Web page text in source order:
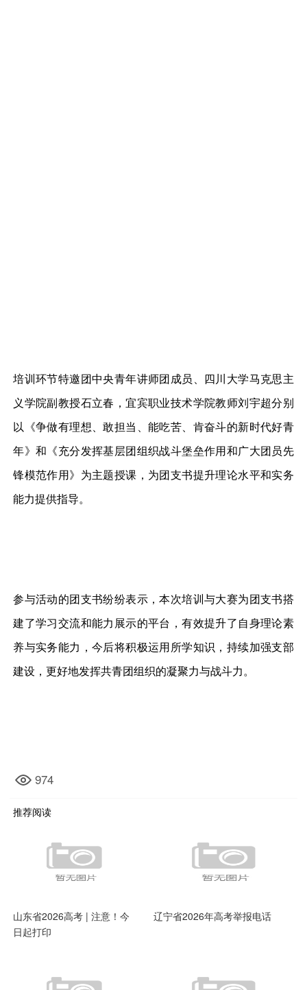
培训环节特邀团中央青年讲师团成员、四川大学马克思主
义学院副教授石立春，宜宾职业技术学院教师刘宇超分别
以《争做有理想、敢担当、能吃苦、肯奋斗的新时代好青
年》和《充分发挥基层团组织战斗堡垒作用和广大团员先
锋模范作用》为主题授课，为团支书提升理论水平和实务
能力提供指导。
参与活动的团支书纷纷表示，本次培训与大赛为团支书搭
建了学习交流和能力展示的平台，有效提升了自身理论素
养与实务能力，今后将积极运用所学知识，持续加强支部
建设，更好地发挥共青团组织的凝聚力与战斗力。
974
推荐阅读
山东省2026高考 | 注意！今
日起打印
辽宁省2026年高考举报电话